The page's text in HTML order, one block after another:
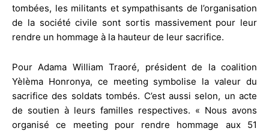
tombées, les militants et sympathisants de l’organisation
de la société civile sont sortis massivement pour leur
rendre un hommage à la hauteur de leur sacrifice.
Pour Adama William Traoré, président de la coalition
Yèlèma Honronya, ce meeting symbolise la valeur du
sacrifice des soldats tombés. C’est aussi selon, un acte
de soutien à leurs familles respectives. « Nous avons
organisé ce meeting pour rendre hommage aux 51